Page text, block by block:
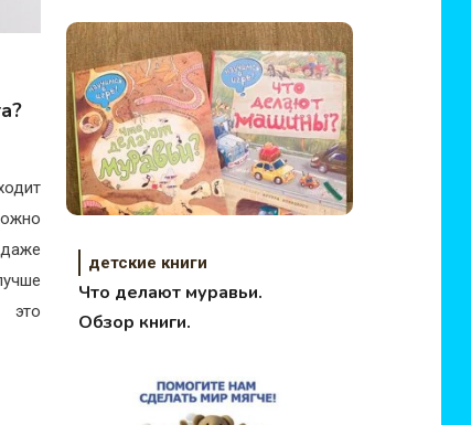
это
детские книги
Что делают муравьи.
Обзор книги.